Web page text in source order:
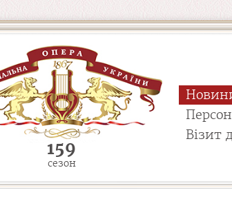
Візит
159
сезон